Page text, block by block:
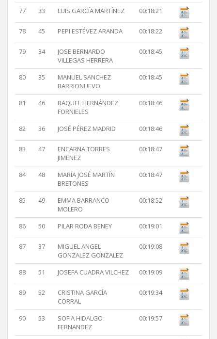
77 33 LUIS GARCÍA MARTÍNEZ 00:18:21
78 45 PEPI ESTÉVEZ ARANDA 00:18:22
79 34
JOSE BERNARDO
VILLEGAS HERRERA
00:18:45
80 35
MANUEL SANCHEZ
BARRIONUEVO
00:18:45
81 46
RAQUEL HERNÁNDEZ
FORNIELES
00:18:46
82 36 JOSÉ PÉREZ MADRID 00:18:46
83 47
ENCARNA TORRES
JIMENEZ
00:18:47
84 48
MARÍA JOSÉ MARTÍN
BRETONES
00:18:47
85 49
EMMA BARRANCO
MOLERO
00:18:52
86 50 PILAR RODA BENEY 00:19:01
87 37
MIGUEL ANGEL
GONZALEZ GONZALEZ
00:19:08
88 51 JOSEFA CUADRA VILCHEZ 00:19:09
89 52
CRISTINA GARCÍA
CORRAL
00:19:34
90 53
SOFIA HIDALGO
FERNANDEZ
00:19:57